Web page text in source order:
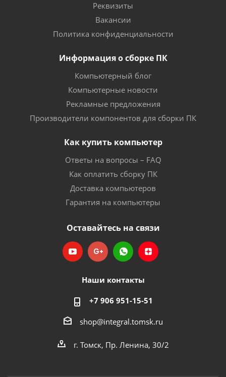
Реквизиты
Вакансии
Политика конфиденциальности
Информация о сборке ПК
Компьютерный блог
Компьютерные новости
Рекламные предложения
Производители компонентов для сборки ПК
Как купить компьютер
Ответы на вопросы – FAQ
Как оплатить сборку ПК
Доставка компьютеров
Гарантия на компьютеры
Оставайтесь на связи
Наши контакты
+7 906 951-15-51
shop@integral.tomsk.ru
г. Томск, Пр. Ленина, 30/2